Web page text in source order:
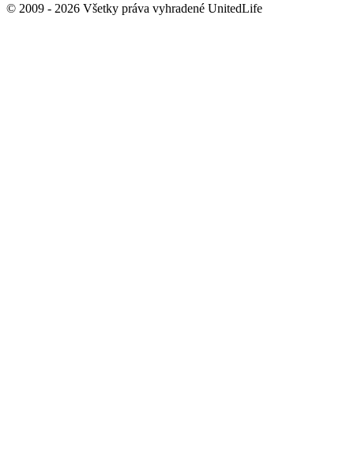
© 2009 - 2026 Všetky práva vyhradené UnitedLife